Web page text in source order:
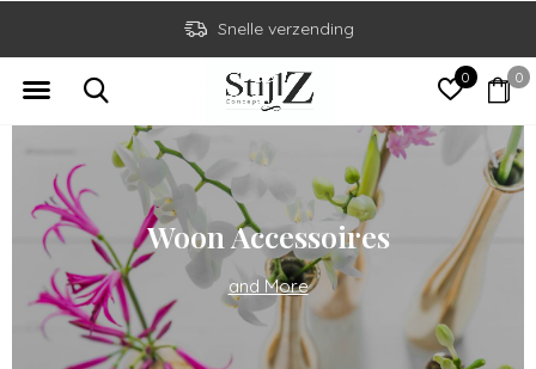
0 0
Snelle verzending
Woon Accessoires
and More